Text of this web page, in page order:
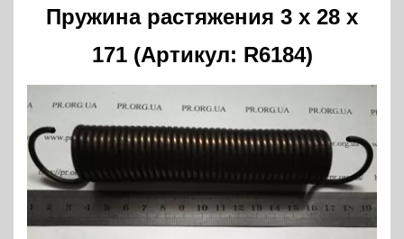
Пружина растяжения 3 х 28 х
171 (Артикул: R6184)